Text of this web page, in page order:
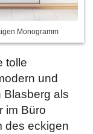
Monogramm
tolle
und
Blasberg als
im Büro
des eckigen